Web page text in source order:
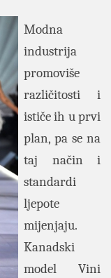
Modna
industrija
promoviše
različitosti i
ističe ih u prvi
plan, pa se na
taj način i
standardi
ljepote
mijenjaju.
Kanadski
model Vini